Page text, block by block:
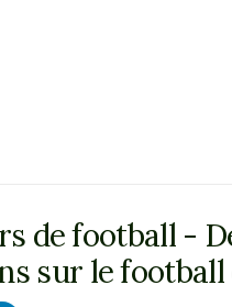
de football -
sur le